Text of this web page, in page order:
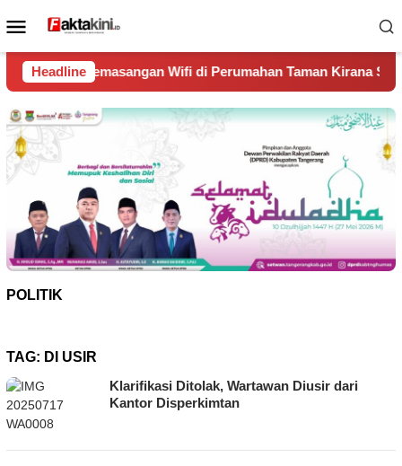
ke
Menu
Mobile
Headline
Wifi di Perumahan Taman Kirana Surya Solear
POLITIK
TAG: DI USIR
Klarifikasi Ditolak, Wartawan Diusir dari
Kantor Disperkimtan